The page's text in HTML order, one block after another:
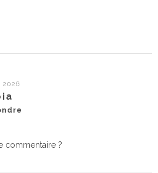
2026
commentaire ?